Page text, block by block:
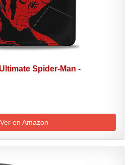
Spider-Man -
Ver en Amazon